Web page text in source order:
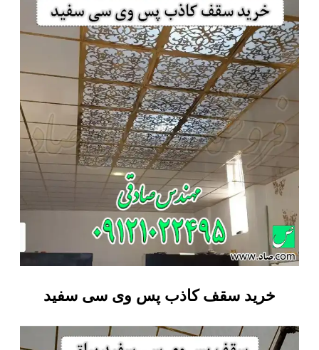
خرید سقف کاذب پس وی سی سفید